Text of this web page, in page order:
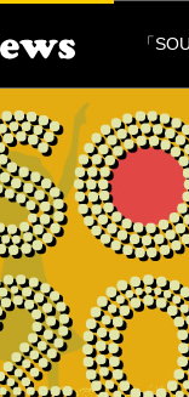
「